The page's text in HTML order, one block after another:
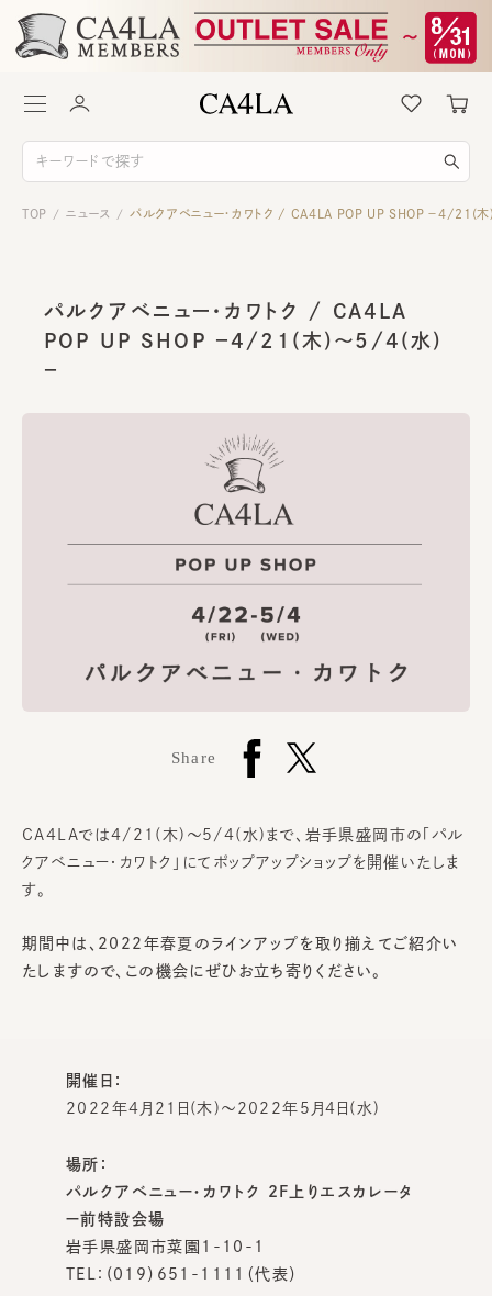
TOP / ニュース / パルクアベニュー・カワトク / CA4LA POP UP SHOP －4/21(
パルクアベニュー・カワトク / CA4LA
POP UP SHOP －4/21(木)～5/4(水)
－
Share
CA4LAでは4/21(木)～5/4(水)まで、 岩手県盛岡市の「パル
クアベニュー・カワトク」 にてポップアップショップを開催いたしま
す。
期間中は、 2022年春夏 のラインアップ を取り揃えてご紹介い
たしますので、この機会にぜひお立ち寄りください。
開催日：
2022年4月21日(木)～2022年5月4日(水)
場所：
パルクアベニュー・カワトク 2F上りエスカレータ
ー前特設会場
岩手県盛岡市菜園1-10-1
TEL：(019）651-1111（代表）